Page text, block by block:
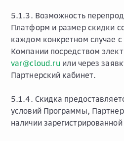
5.1.3. Возможность
Платформ и размер скидки
каждом конкретном случае
Компании посредством
var@cloud.ru или через
Партнерский кабинет.
5.1.4. Скидка
условий Программы,
наличии